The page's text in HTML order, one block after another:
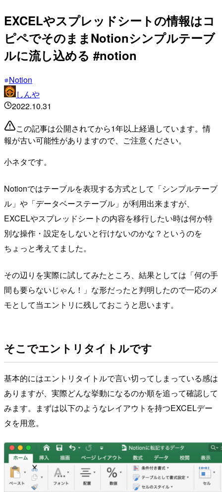
EXCELやスプレッドシートの情報はコ
ピペでそのままNotionシンプルテーブ
ルに流し込める #notion
Notion
しんや
2022.10.31
この記事は公開されてから1年以上経過しています。情
報が古い可能性がありますので、ご注意ください。
小ネタです。
Notionではテーブルを表現する方式として「シンプルテーブ
ル」や「データベーステーブル」が利用出来ますが、
EXCELやスプレッドシートの内容を移行したい時は何か特
別な操作・設定をしないと行けないのかな？というのを
ちょっと考えてました。
その辺りを実際に試してみたところ、結果としては「何の手
間も要らないじゃん！」な形だったと判明したので一応のメ
モとして当エントリに残しておこうと思います。
そこでエントリタイトルです
基本的にはエントリタイトルで言い切ってしまっている感は
ありますが、実際どんな挙動になるのか順を追って確認して
みます。まずは以下のようなレイアウトを持つEXCELデー
タを用意。